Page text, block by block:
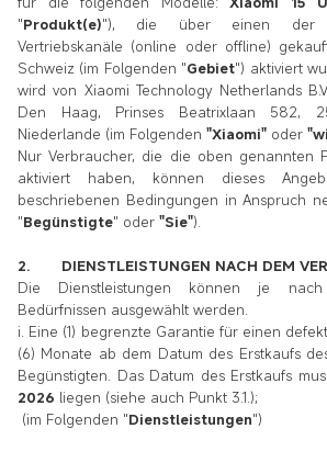
"Produkt(e)"), die über einen der
Vertriebskanäle (online oder offline)
Schweiz (im Folgenden "Gebiet") aktiviert
wird von Xiaomi Technology Netherlands
Den Haag, Prinses Beatrixlaan 582,
Niederlande (im Folgenden "Xiaomi" oder
Nur Verbraucher, die die oben genannten
aktiviert haben, können dieses
beschriebenen Bedingungen in Anspruch
"Begünstigte" oder "Sie").
2. DIENSTLEISTUNGEN NACH DEM
Die Dienstleistungen können je
Bedürfnissen ausgewählt werden.
i. Eine (1) begrenzte Garantie für einen
(6) Monate ab dem Datum des Erstkaufs
Begünstigten. Das Datum des Erstkaufs
2026 liegen (siehe auch Punkt 3.1.);
(im Folgenden "Dienstleistungen")